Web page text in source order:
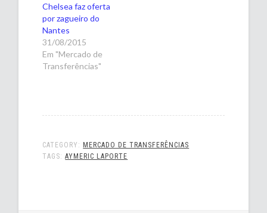
Chelsea faz oferta
por zagueiro do
Nantes
31/08/2015
Em "Mercado de
Transferências"
CATEGORY: MERCADO DE TRANSFERÊNCIAS
TAGS:AYMERIC LAPORTE